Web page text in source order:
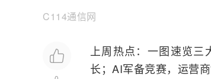
C114通信网
上周热点：一图速览三
长； AI军备竞赛，运营商